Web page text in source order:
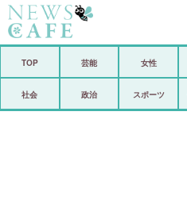
TOP 芸能 女性
社会 政治 スポーツ